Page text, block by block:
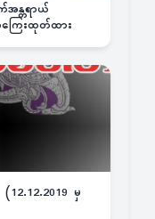
န္တရာယ်
ကြေးထုတ်ထား
မှ